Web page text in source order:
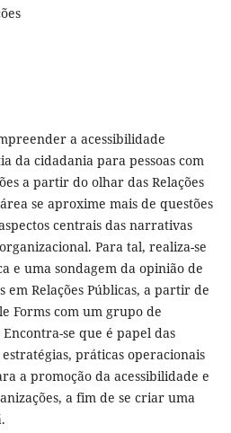
a acessibilidade
da cidadania para pessoas com
a partir do olhar das Relações
se aproxime mais de questões
centrais das narrativas
Para tal, realiza-se
e uma sondagem da opinião de
em Relações Públicas, a partir de
Forms com um grupo de
se que é papel das
práticas operacionais
a promoção da acessibilidade e
a fim de se criar uma